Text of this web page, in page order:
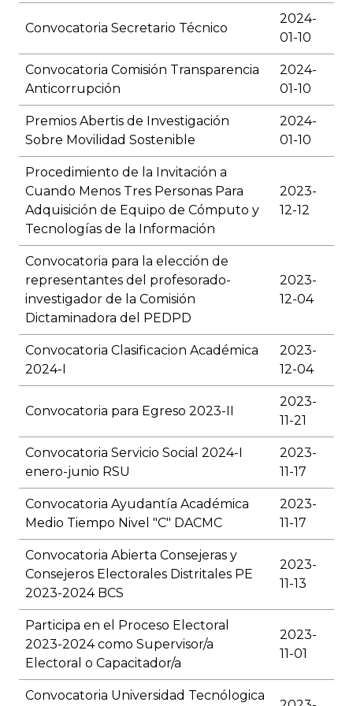
Convocatoria Secretario Técnico
2024-
01-10
Convocatoria Comisión Transparencia
Anticorrupción
2024-
01-10
Premios Abertis de Investigación
Sobre Movilidad Sostenible
2024-
01-10
Procedimiento de la Invitación a
Cuando Menos Tres Personas Para
Adquisición de Equipo de Cómputo y
Tecnologías de la Información
2023-
12-12
Convocatoria para la elección de
representantes del profesorado-
investigador de la Comisión
Dictaminadora del PEDPD
2023-
12-04
Convocatoria Clasificacion Académica
2024-I
2023-
12-04
Convocatoria para Egreso 2023-II
2023-
11-21
Convocatoria Servicio Social 2024-I
enero-junio RSU
2023-
11-17
Convocatoria Ayudantía Académica
Medio Tiempo Nivel "C" DACMC
2023-
11-17
Convocatoria Abierta Consejeras y
Consejeros Electorales Distritales PE
2023-2024 BCS
2023-
11-13
Participa en el Proceso Electoral
2023-2024 como Supervisor/a
Electoral o Capacitador/a
2023-
11-01
Convocatoria Universidad Tecnólogica